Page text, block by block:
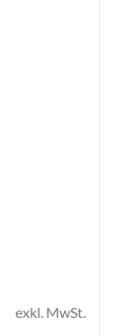
exkl. MwSt.